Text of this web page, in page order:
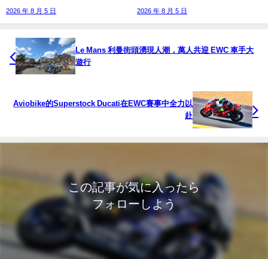
2026 年 8 月 5 日 2026 年 8 月 5 日
Le Mans 利曼街頭湧現人潮，萬人共迎 EWC 車手大
遊行
Aviobike的Superstock Ducati在EWC賽事中全力以
赴
この記事が気に入ったら
フォローしよう